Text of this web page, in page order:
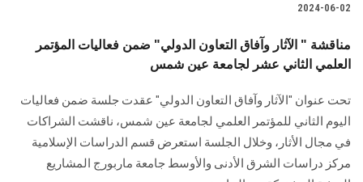
2024-06-02
مناقشة " الآثار وآفاق التعاون الدولي" ضمن فعاليات المؤتمر
العلمي الثاني عشر لجامعة عين شمس
تحت عنوان "الآثار وآفاق التعاون الدولي" عقدت جلسة ضمن فعاليات
اليوم الثاني للمؤتمر ‏العلمي لجامعة عين شمس، ناقشت الشراكات
في مجال الأثار، وخلال الجلسة استعرض قسم الدراسات الإسلامية
مركز دراسات الشرق ‏الأدنى والأوسط جامعة ماربورج المشاريع